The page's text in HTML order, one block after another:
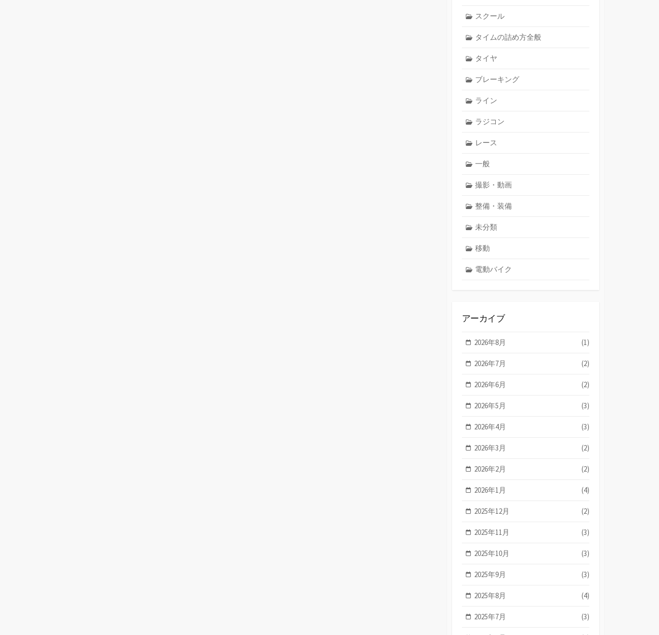
スクール
タイムの詰め方全般
タイヤ
ブレーキング
ライン
ラジコン
レース
一般
撮影・動画
整備・装備
未分類
移動
電動バイク
アーカイブ
2026年8月 (1)
2026年7月 (2)
2026年6月 (2)
2026年5月 (3)
2026年4月 (3)
2026年3月 (2)
2026年2月 (2)
2026年1月 (4)
2025年12月 (2)
2025年11月 (3)
2025年10月 (3)
2025年9月 (3)
2025年8月 (4)
2025年7月 (3)